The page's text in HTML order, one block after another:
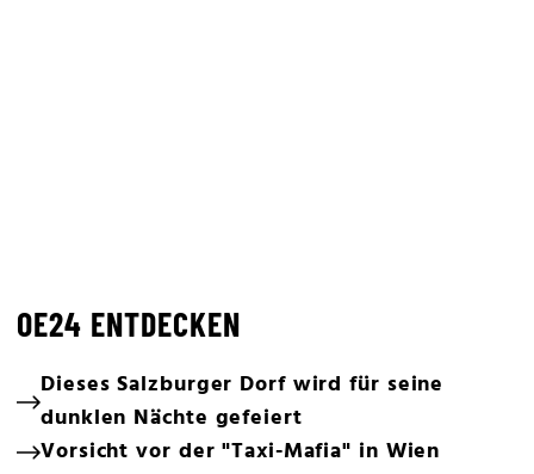
OE24 ENTDECKEN
Dieses Salzburger Dorf wird für seine
dunklen Nächte gefeiert
Vorsicht vor der "Taxi-Mafia" in Wien